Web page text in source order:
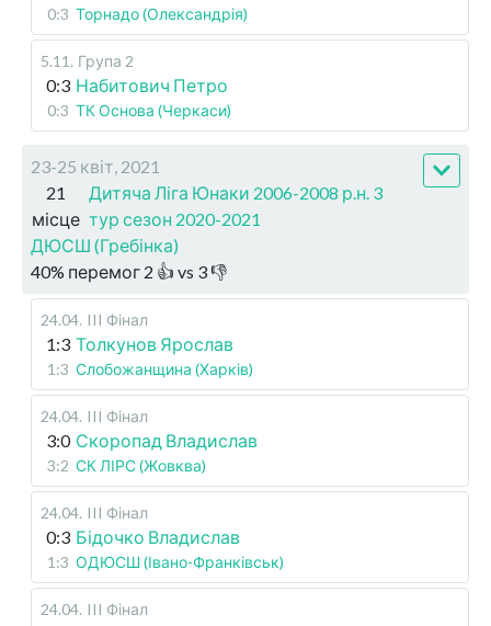
0:3 Торнадо (Олександрія)
5.11 . Група 2
0:3 Набитович Петро
0:3 ТК Основа (Черкаси)
23-25 квіт, 2021
21
місце
Дитяча Ліга Юнаки 2006-2008 р.н. 3
тур сезон 2020-2021
ДЮСШ (Гребінка)
40% перемог 2 👍 vs 3👎
24.04. III Фінал
1:3 Толкунов Ярослав
1:3 Слобожанщина (Харків)
24.04. III Фінал
3:0 Скоропад Владислав
3:2 СК ЛІРС (Жовква)
24.04. III Фінал
0:3 Бідочко Владислав
1:3 ОДЮСШ (Івано-Франківськ)
24.04. III Фінал